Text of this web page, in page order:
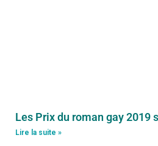
Les Prix du roman gay 2019
Lire la suite »